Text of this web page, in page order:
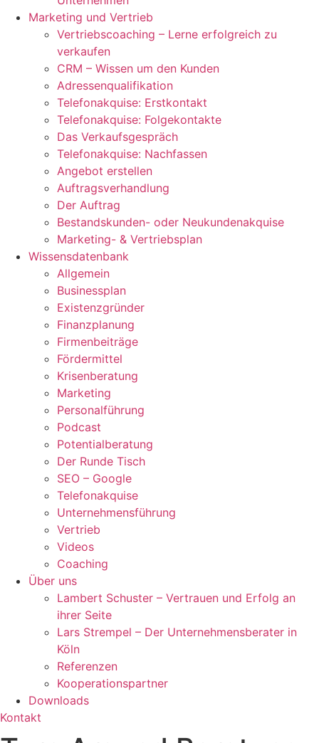
Marketing und Vertrieb
Vertriebscoaching – Lerne erfolgreich zu
verkaufen
CRM – Wissen um den Kunden
Adressenqualifikation
Telefonakquise: Erstkontakt
Telefonakquise: Folgekontakte
Das Verkaufsgespräch
Telefonakquise: Nachfassen
Angebot erstellen
Auftragsverhandlung
Der Auftrag
Bestandskunden- oder Neukundenakquise
Marketing- & Vertriebsplan
Wissensdatenbank
Allgemein
Businessplan
Existenzgründer
Finanzplanung
Firmenbeiträge
Fördermittel
Krisenberatung
Marketing
Personalführung
Podcast
Potentialberatung
Der Runde Tisch
SEO – Google
Telefonakquise
Unternehmensführung
Vertrieb
Videos
Coaching
Über uns
Lambert Schuster – Vertrauen und Erfolg an
ihrer Seite
Lars Strempel – Der Unternehmensberater in
Köln
Referenzen
Kooperationspartner
Downloads
Kontakt